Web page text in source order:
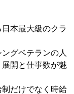
本最大級のクラ
グベテランの人
開と仕事数が魅
だけでなく時給